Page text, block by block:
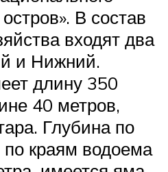
В состав
входят два
и Нижний.
длину 350
40 метров,
Глубина по
краям водоема